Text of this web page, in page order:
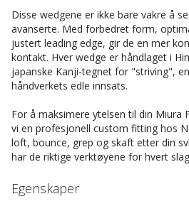
Disse wedgene er ikke bare vakre å
avanserte. Med forbedret form,
justert leading edge, gir de en mer
kontakt. Hver wedge er håndlaget i
japanske Kanji-tegnet for "striving",
håndverkets edle innsats.
For å maksimere ytelsen til din Miura
vi en profesjonell custom fitting hos
loft, bounce, grep og skaft etter din
har de riktige verktøyene for hvert
Egenskaper